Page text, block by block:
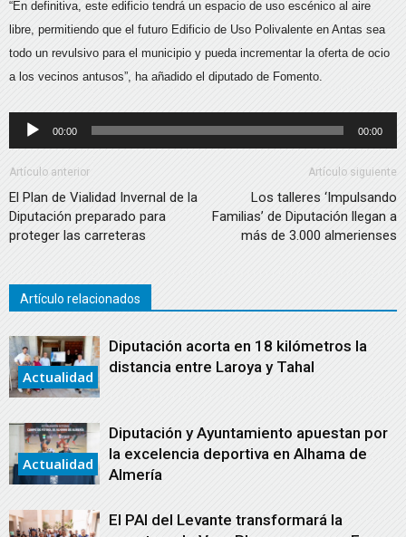
“En definitiva, este edificio tendrá un espacio de uso escénico al aire
libre, permitiendo que el futuro Edificio de Uso Polivalente en Antas sea
todo un revulsivo para el municipio y pueda incrementar la oferta de ocio
a los vecinos antusos”, ha añadido el diputado de Fomento.
Reproductor
de
audio
00:00 00:00
Artículo anterior
El Plan de Vialidad Invernal de la
Diputación preparado para
proteger las carreteras
Artículo siguiente
Los talleres ‘Impulsando
Familias’ de Diputación llegan a
más de 3.000 almerienses
Artículo relacionados
Actualidad
Diputación acorta en 18 kilómetros la
distancia entre Laroya y Tahal
Actualidad
Diputación y Ayuntamiento apuestan por
la excelencia deportiva en Alhama de
Almería
El PAI del Levante transformará la